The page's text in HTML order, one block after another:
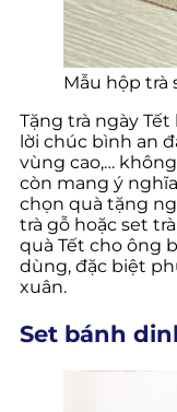
Mẫu hộp trà
Tặng trà ngày
lời chúc bình an
vùng cao,…
còn mang ý
chọn quà tặng
trà gỗ hoặc set
quà Tết cho ông
dùng, đặc biệt
xuân.
Set bánh